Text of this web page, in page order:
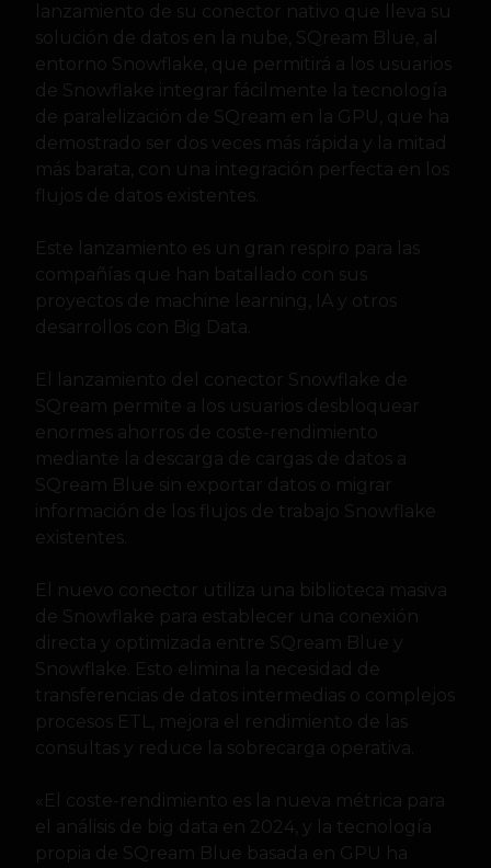
lanzamiento de su conector nativo que lleva su
solución de datos en la nube, SQream Blue, al
entorno Snowflake, que permitirá a los usuarios
de Snowflake integrar fácilmente la tecnología
de paralelización de SQream en la GPU, que ha
demostrado ser dos veces más rápida y la mitad
más barata, con una integración perfecta en los
flujos de datos existentes.
Este lanzamiento es un gran respiro para las
compañías que han batallado con sus
proyectos de machine learning, IA y otros
desarrollos con Big Data.
El lanzamiento del conector Snowflake de
SQream permite a los usuarios desbloquear
enormes ahorros de coste-rendimiento
mediante la descarga de cargas de datos a
SQream Blue sin exportar datos o migrar
información de los flujos de trabajo Snowflake
existentes.
El nuevo conector utiliza una biblioteca masiva
de Snowflake para establecer una conexión
directa y optimizada entre SQream Blue y
Snowflake. Esto elimina la necesidad de
transferencias de datos intermedias o complejos
procesos ETL, mejora el rendimiento de las
consultas y reduce la sobrecarga operativa.
«El coste-rendimiento es la nueva métrica para
el análisis de big data en 2024, y la tecnología
propia de SQream Blue basada en GPU ha